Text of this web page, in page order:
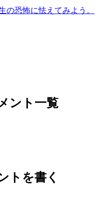
の恐怖に怯えてみよう。
ント一覧
トを書く